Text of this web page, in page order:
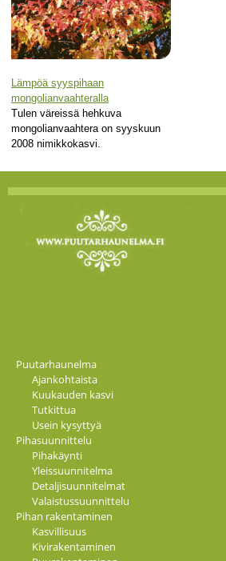
Lämpöä syyspihaan
mongolianvaahteralla
Tulen väreissä hehkuva
mongolianvaahtera on syyskuun
2008 nimikkokasvi.
Puutarhaunelma
Ajankohtaista
Kuukauden kasvi
Tutkittua
Usein kysyttyä
Pihasuunnittelu
Pihakäynti
Yleissuunnitelma
Detaljisuunnitelmat
Valaistussuunnittelu
Pihan rakentaminen
Kasvillisuus
Kivirakentaminen